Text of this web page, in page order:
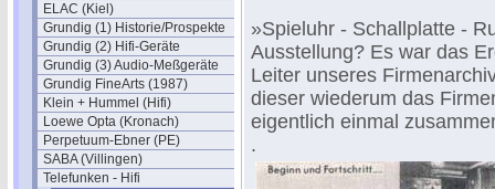
ELAC (Kiel)
Grundig (1) Historie/Prospekte
Grundig (2) Hifi-Geräte
Grundig (3) Audio-Meßgeräte
Grundig FineArts (1987)
Klein + Hummel (Hifi)
Loewe Opta (Kronach)
Perpetuum-Ebner (PE)
SABA (Villingen)
Telefunken - Hifi
»Spieluhr - Schallplatte -
Ausstellung? Es war das
Leiter unseres
dieser wiederum das
eigentlich einmal
.